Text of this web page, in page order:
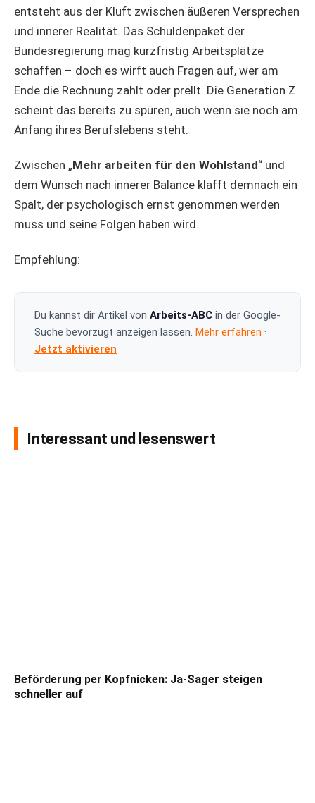
entsteht aus der Kluft zwischen äußeren Versprechen
und innerer Realität. Das Schuldenpaket der
Bundesregierung mag kurzfristig Arbeitsplätze
schaffen – doch es wirft auch Fragen auf, wer am
Ende die Rechnung zahlt oder prellt. Die Generation Z
scheint das bereits zu spüren, auch wenn sie noch am
Anfang ihres Berufslebens steht.
Zwischen „Mehr arbeiten für den Wohlstand“ und
dem Wunsch nach innerer Balance klafft demnach ein
Spalt, der psychologisch ernst genommen werden
muss und seine Folgen haben wird.
Empfehlung:
Du kannst dir Artikel von Arbeits-ABC in der Google-
Suche bevorzugt anzeigen lassen. Mehr erfahren ·
Jetzt aktivieren
Interessant und lesenswert
Beförderung per Kopfnicken: Ja-Sager steigen
schneller auf